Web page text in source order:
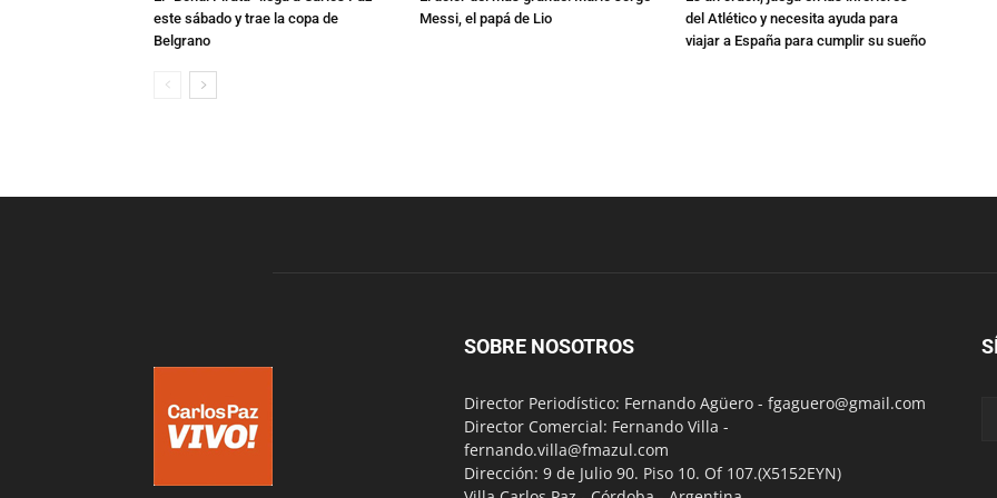
este sábado y trae la copa de
Belgrano
Messi, el papá de Lio
del Atlético y necesita ayuda para
viajar a España para cumplir su sueño
SOBRE NOSOTROS
Director Periodístico: Fernando Agüero - fgaguero@gmail.com
Director Comercial: Fernando Villa -
fernando.villa@fmazul.com
Dirección: 9 de Julio 90. Piso 10. Of 107.(X5152EYN)